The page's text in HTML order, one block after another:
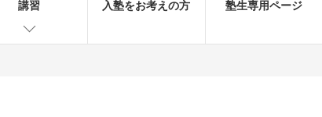
講習 入塾をお考えの方 塾生専用ページ